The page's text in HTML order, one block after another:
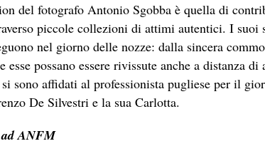
del fotografo Antonio Sgobba è quella di
piccole collezioni di attimi autentici. I
nel giorno delle nozze: dalla sincera
esse possano essere rivissute anche a distanza
sono affidati al professionista pugliese per il
De Silvestri e la sua Carlotta.
ANFM